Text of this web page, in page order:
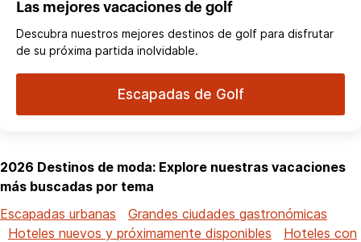
Las mejores vacaciones de golf
Descubra nuestros mejores destinos de golf para disfrutar
de su próxima partida inolvidable.
Escapadas de Golf
2026 Destinos de moda: Explore nuestras vacaciones
más buscadas por tema
Escapadas urbanas
Grandes ciudades gastronómicas
Hoteles nuevos y próximamente disponibles
Hoteles con